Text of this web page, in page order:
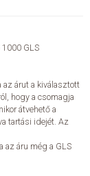
GLS
az árut a kiválasztott
hogy a csomagja
átvehető a
tartási idejét. Az
az áru még a GLS